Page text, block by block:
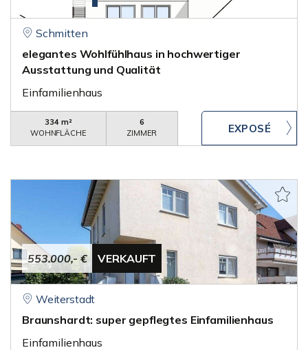
Schmitten
elegantes Wohlfühlhaus in hochwertiger
Ausstattung und Qualität
Einfamilienhaus
334 m²
WOHNFLÄCHE
6
ZIMMER
553.000,- € VERKAUFT
Weiterstadt
Braunshardt: super gepflegtes Einfamilienhaus
Einfamilienhaus